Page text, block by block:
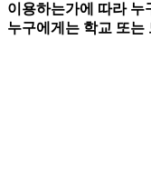
이용하는가에 따라 누
누구에게는 학교 또는